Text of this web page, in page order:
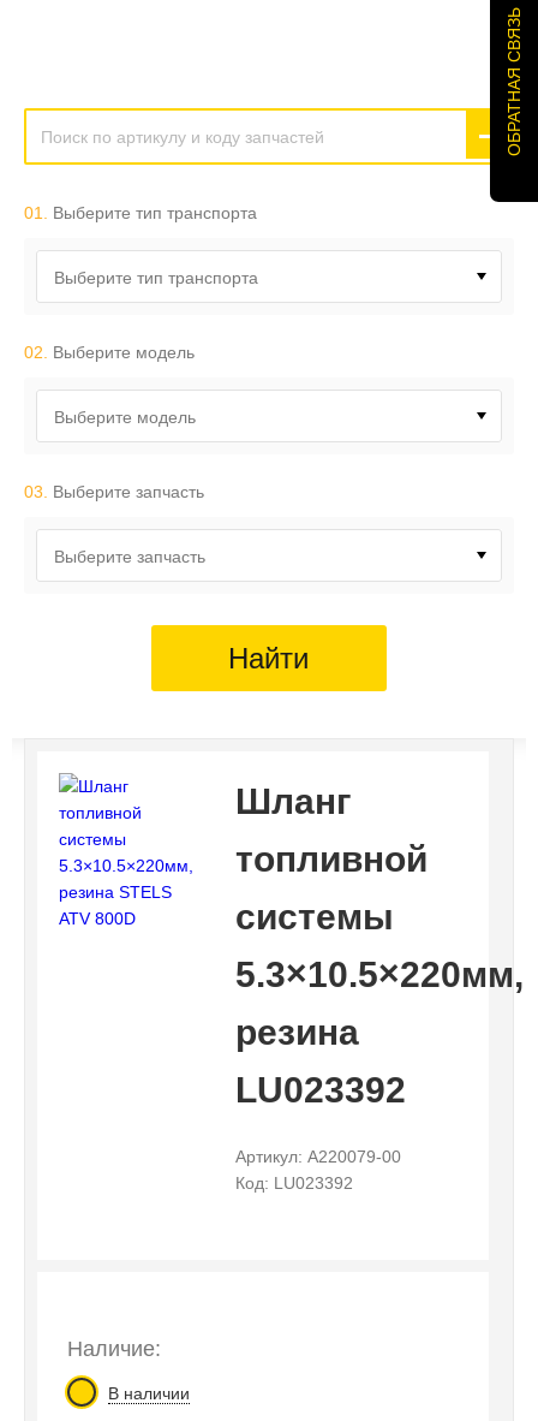
01. Выберите тип транспорта
Выберите тип транспорта
02. Выберите модель
Выберите модель
03. Выберите запчасть
Выберите запчасть
Найти
Шланг
топливной
системы
5.3×10.5×220мм,
резина
LU023392
Артикул: A220079-00
Код: LU023392
Наличие:
В наличии
ОБРАТНАЯ СВЯЗЬ